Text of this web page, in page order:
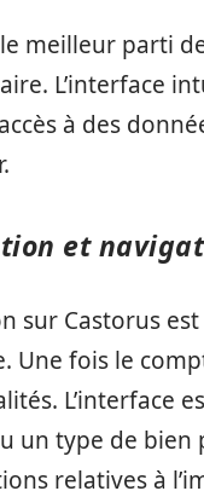
meilleur parti
L’interface
à des
et
sur Castorus
Une fois le
L’interface
un type de bien
relatives à